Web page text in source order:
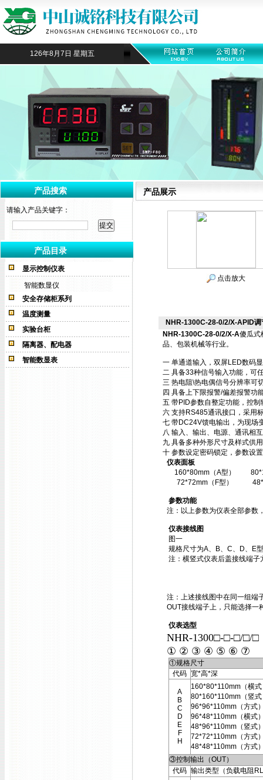
126年8月7日 星期五
产品搜索
请输入产品关键字：
产品目录
显示控制仪表
智能数显仪
安全存储柜系列
温度测量
实验台柜
隔离器、配电器
智能数显表
产品展示
点击放大
NHR-1300C-28-0/2/X-APID
NHR-1300C-28-0/2/X-A傻瓜式
品、包装机械等行业。
一 单通道输入，双屏LED数码
二 具备33种信号输入功能，可
三 热电阻\热电偶信号分辨率
四 具备上下限报警/偏差报警功
五 带PID参数自整定功能，控
六 支持RS485通讯接口，采用
七 带DC24V馈电输出，为现场
八 输入、输出、电源、通讯相
九 具备多种外形尺寸及样式供
十 参数设定密码锁定，参数设
仪表面板
160*80mm（A型）
72*72mm（F型）
参数功能
注：以上参数为仪表全部参数
仪表接线图
图一
规格尺寸为A、B、C、D、E
注：横竖式仪表后盖接线端
注：上述接线图中在同一组端
OUT接线端子上，只能选择一
仪表选型
NHR-1300□-□-□/□/□
① ② ③ ④ ⑤ ⑥ ⑦
①规格尺寸
代码 宽*高*深
A
B
C
D
E
F
H
160*80*110mm（横式
80*160*110mm（竖式
96*96*110mm（方式
96*48*110mm（横式
48*96*110mm（竖式
72*72*110mm（方式
48*48*110mm（方式
③控制输出（OUT）
代码 输出类型（负载电阻